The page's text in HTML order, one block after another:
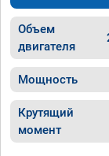
Объем
двигателя
Мощность
Крутящий
момент